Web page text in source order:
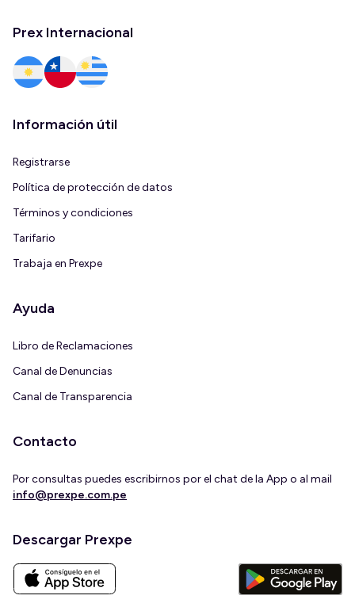
Prex Internacional
Información útil
Registrarse
Política de protección de datos
Términos y condiciones
Tarifario
Trabaja en Prexpe
Ayuda
Libro de Reclamaciones
Canal de Denuncias
Canal de Transparencia
Contacto
Por consultas puedes escribirnos por el chat de la App o al mail
info@prexpe.com.pe
Descargar Prexpe